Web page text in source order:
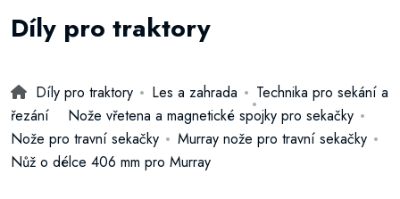
Díly pro traktory
Díly pro traktory Les a zahrada
Technika pro sekání a
řezání
Nože vřetena a magnetické spojky pro sekačky
Nože pro travní sekačky
Murray nože pro travní sekačky
Nůž o délce 406 mm pro Murray